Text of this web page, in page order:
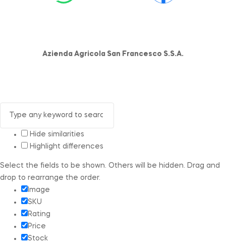
Azienda Agricola San Francesco S.S.A.
Hide similarities
Highlight differences
Select the fields to be shown. Others will be hidden. Drag and
drop to rearrange the order.
Image
SKU
Rating
Price
Stock